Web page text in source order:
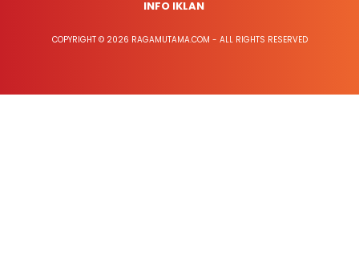
INFO IKLAN
COPYRIGHT © 2026 RAGAMUTAMA.COM - ALL RIGHTS RESERVED